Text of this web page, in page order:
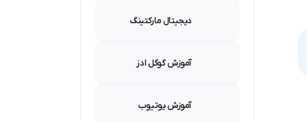
دیجیتال مارکتینگ
آموزش گوگل ادز
آموزش یوتیوب